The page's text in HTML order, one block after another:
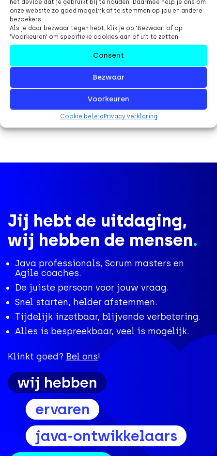
het device dat je gebruikt bij te houden. Daarmee help je ons om
onze website zo goed mogelijk af te stemmen op jou en andere
bezoekers.
Als je daar bezwaar tegen hebt, klik je op 'Bezwaar' of op
'Voorkeuren' om specifieke cookies aan of uit te zetten.
Consent
Bezwaar
Voorkeuren
Cookie beleid Privacy verklaring
Jij hebt de uitdaging,
wij hebben de mensen.
Java professionals, Scrum masters en
Agile coaches.
De juiste persoon voor jouw vraag.
Snel starten, helder afstemmen.
Tijdelijk inzetbaar, blijvende verbetering.
Alles is bespreekbaar, veel is mogelijk.
Klinkt goed? Bel ons!
wij hebben
ervaren
java-ontwikkelaars